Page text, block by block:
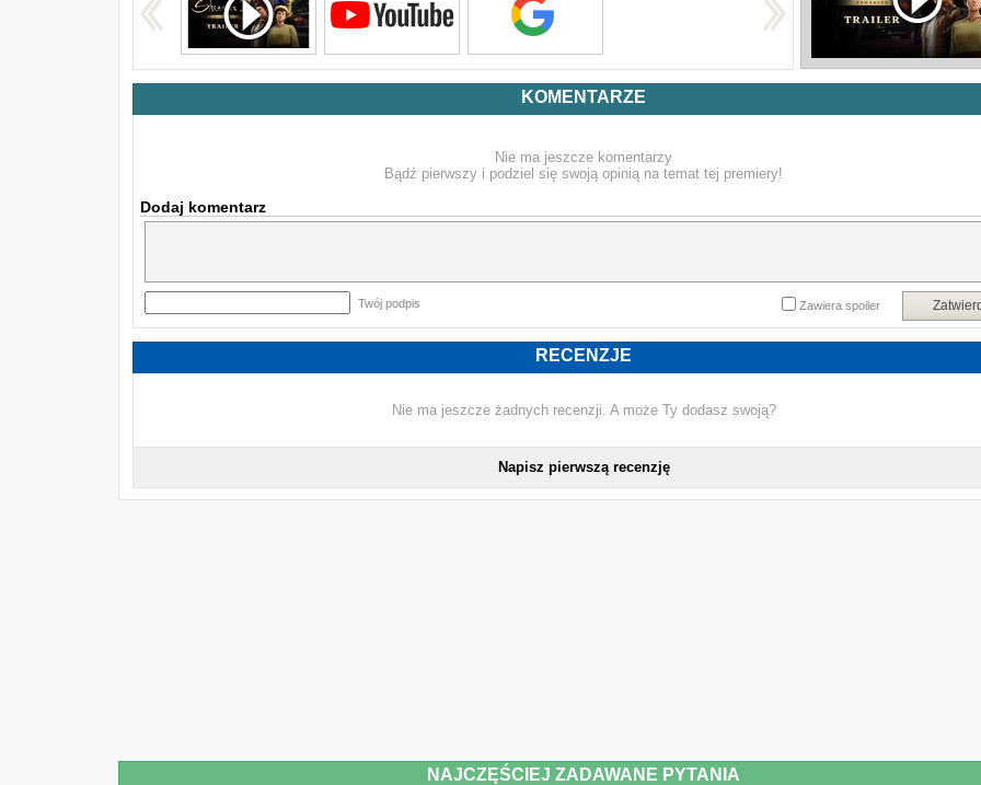
KOMENTARZE
Nie ma jeszcze komentarzy
Bądź pierwszy i podziel się swoją opinią na temat tej premiery!
Dodaj komentarz
Twój podpis Zawiera spoiler
RECENZJE
Nie ma jeszcze żadnych recenzji. A może Ty dodasz swoją?
Napisz pierwszą recenzję
NAJCZĘŚCIEJ ZADAWANE PYTANIA